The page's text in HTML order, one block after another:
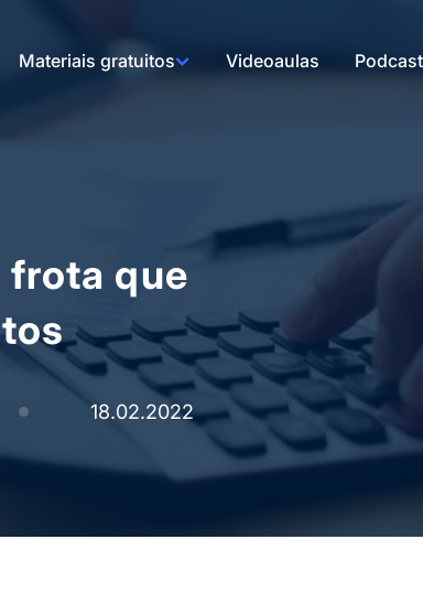
Materiais gratuitos Videoaulas Podcast
que
18.02.2022